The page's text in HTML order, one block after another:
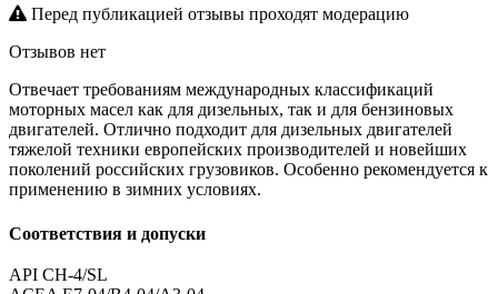
Перед публикацией отзывы проходят модерацию
Отзывов нет
Отвечает требованиям международных классификаций
моторных масел как для дизельных, так и для бензиновых
двигателей. Отлично подходит для дизельных двигателей
тяжелой техники европейских производителей и новейших
поколений российских грузовиков. Особенно рекомендуется к
применению в зимних условиях.
Соответствия и допуски
API CH-4/SL